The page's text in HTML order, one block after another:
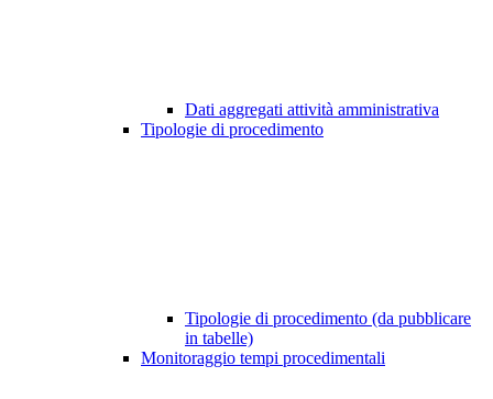
Dati aggregati attività amministrativa
Tipologie di procedimento
Tipologie di procedimento (da pubblicare
in tabelle)
Monitoraggio tempi procedimentali